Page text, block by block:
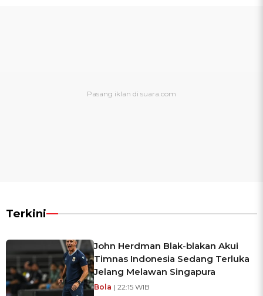
Terkini
John Herdman Blak-blakan Akui
Timnas Indonesia Sedang Terluka
Jelang Melawan Singapura
Bola | 22:15 WIB